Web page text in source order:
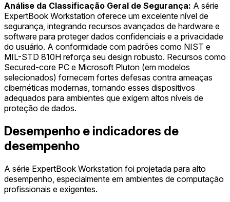
Análise da Classificação Geral de Segurança: A série
ExpertBook Workstation oferece um excelente nível de
segurança, integrando recursos avançados de hardware e
software para proteger dados confidenciais e a privacidade
do usuário. A conformidade com padrões como NIST e
MIL-STD 810H reforça seu design robusto. Recursos como
Secured-core PC e Microsoft Pluton (em modelos
selecionados) fornecem fortes defesas contra ameaças
cibernéticas modernas, tornando esses dispositivos
adequados para ambientes que exigem altos níveis de
proteção de dados.
Desempenho e indicadores de
desempenho
A série ExpertBook Workstation foi projetada para alto
desempenho, especialmente em ambientes de computação
profissionais e exigentes.